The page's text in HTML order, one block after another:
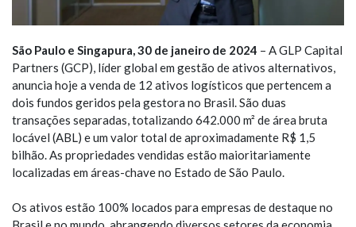
São Paulo e Singapura, 30 de janeiro de 2024 – A GLP Capital
Partners (GCP), líder global em gestão de ativos alternativos,
anuncia hoje a venda de 12 ativos logísticos que pertencem a
dois fundos geridos pela gestora no Brasil. São duas
transações separadas, totalizando 642.000 m² de área bruta
locável (ABL) e um valor total de aproximadamente R$ 1,5
bilhão. As propriedades vendidas estão maioritariamente
localizadas em áreas-chave no Estado de São Paulo.
Os ativos estão 100% locados para empresas de destaque no